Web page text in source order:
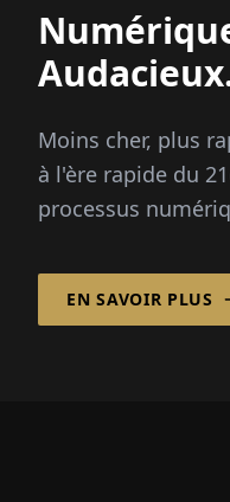
Moins cher, plus
à l'ère rapide du
processus
EN SAVOIR PLUS